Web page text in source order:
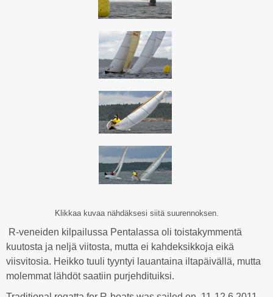
Klikkaa kuvaa nähdäksesi siitä suurennoksen.
R-veneiden kilpailussa Pentalassa oli toistakymmentä
kuutosta ja neljä viitosta, mutta ei kahdeksikkoja eikä
viisvitosia. Heikko tuuli tyyntyi lauantaina iltapäivällä, mutta
molemmat lähdöt saatiin purjehdituiksi.